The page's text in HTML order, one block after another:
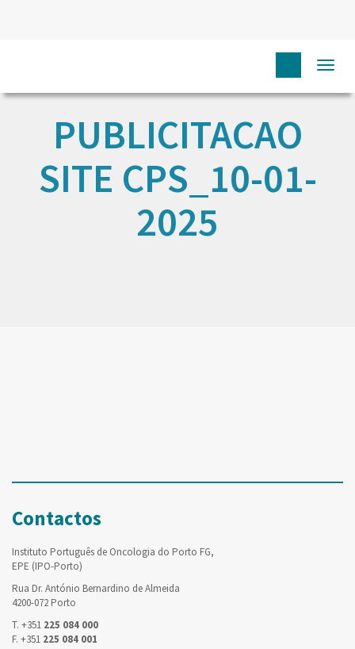
PUBLICITACAO
SITE CPS_10-01-
2025
Contactos
Instituto Português de Oncologia do Porto FG,
EPE (IPO-Porto)
Rua Dr. António Bernardino de Almeida
4200-072 Porto
T. +351 225 084 000
F. +351 225 084 001